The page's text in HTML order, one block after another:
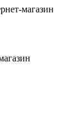
магазин